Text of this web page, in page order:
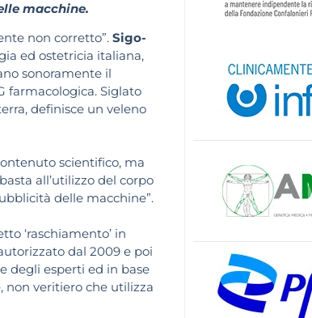
macchine.
non corretto”. Sigo-
ed ostetricia italiana,
sonoramente il
farmacologica. Siglato
definisce un veleno
scientifico, ma
all’utilizzo del corpo
delle macchine”.
‘raschiamento’ in
dal 2009 e poi
degli esperti ed in base
non veritiero che utilizza